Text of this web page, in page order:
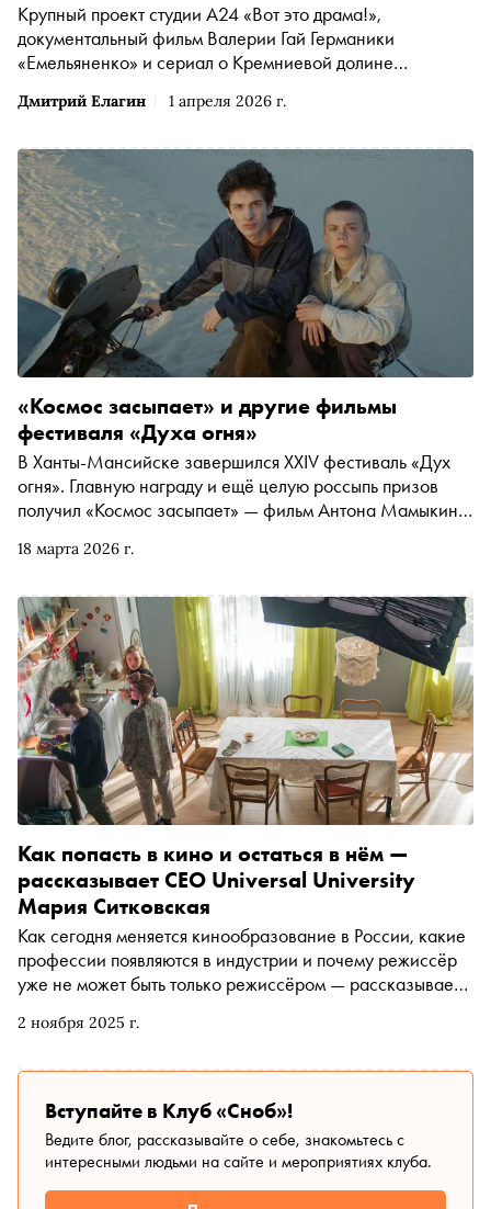
Дмитрий Елагин 1 апреля 2026 г.
Крупный проект студии A24 «Вот это драма!»,
документальный фильм Валерии Гай Германики
«Емельяненко» и сериал о Кремниевой долине
сериалы разгара весны
18 марта 2026 г.
«Космос засыпает» и другие фильмы
фестиваля «Духа огня»
В Ханты-Мансийске завершился XXIV фестиваль «Дух
огня». Главную награду и ещё целую россыпь призов
получил «Космос засыпает» — фильм Антона Мамыкина,
отказаться от мечты о далёких планетах и вернуться в
рассказывает об этом и других заметных дебютах
2 ноября 2025 г.
Как попасть в кино и остаться в нём —
рассказывает CEO Universal University
Мария Ситковская
Как сегодня меняется кинообразование в России, какие
профессии появляются в индустрии и почему режиссёр
уже не может быть только режиссёром — рассказывает
University и Московской школы кино Мария Ситковская
Вступайте в Клуб «Сноб»!
Ведите блог, рассказывайте о себе, знакомьтесь с
интересными людьми на сайте и мероприятиях клуба.